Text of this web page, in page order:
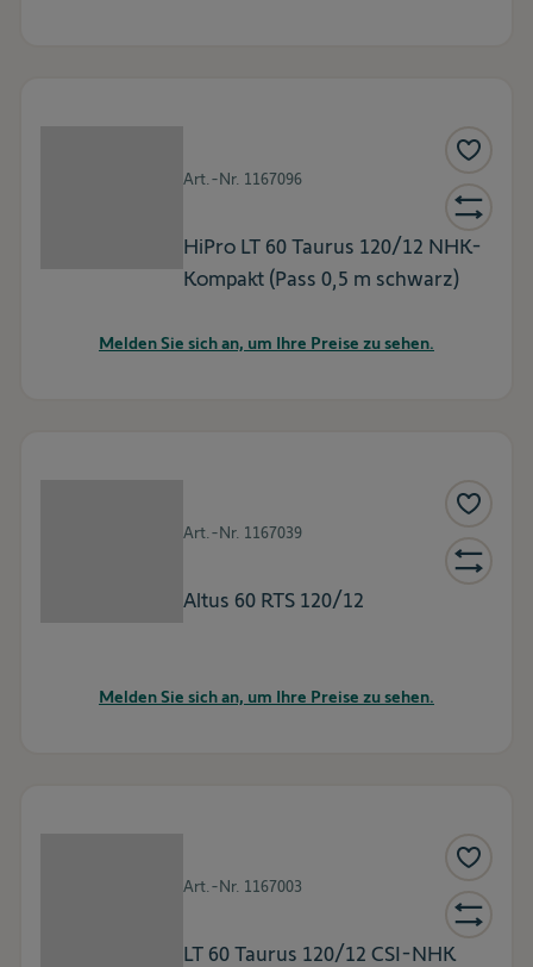
Art.-Nr. 1167096
HiPro LT 60 Taurus 120/12 NHK-
Kompakt (Pass 0,5 m schwarz)
Melden Sie sich an, um Ihre Preise zu sehen.
Art.-Nr. 1167039
Altus 60 RTS 120/12
Melden Sie sich an, um Ihre Preise zu sehen.
Art.-Nr. 1167003
LT 60 Taurus 120/12 CSI-NHK